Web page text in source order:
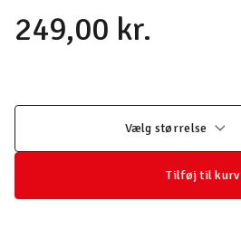
249,00 kr.
Vælg størrelse
Tilføj til kurv